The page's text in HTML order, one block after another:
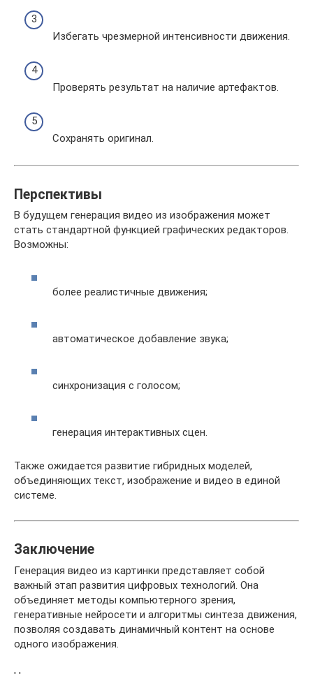
Избегать чрезмерной интенсивности движения.
Проверять результат на наличие артефактов.
Сохранять оригинал.
Перспективы
В будущем генерация видео из изображения может
стать стандартной функцией графических редакторов.
Возможны:
более реалистичные движения;
автоматическое добавление звука;
синхронизация с голосом;
генерация интерактивных сцен.
Также ожидается развитие гибридных моделей,
объединяющих текст, изображение и видео в единой
системе.
Заключение
Генерация видео из картинки представляет собой
важный этап развития цифровых технологий. Она
объединяет методы компьютерного зрения,
генеративные нейросети и алгоритмы синтеза движения,
позволяя создавать динамичный контент на основе
одного изображения.